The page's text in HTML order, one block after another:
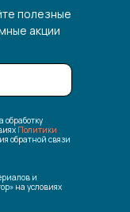
полезные
акции
Политики
обратной связи
и
на условиях